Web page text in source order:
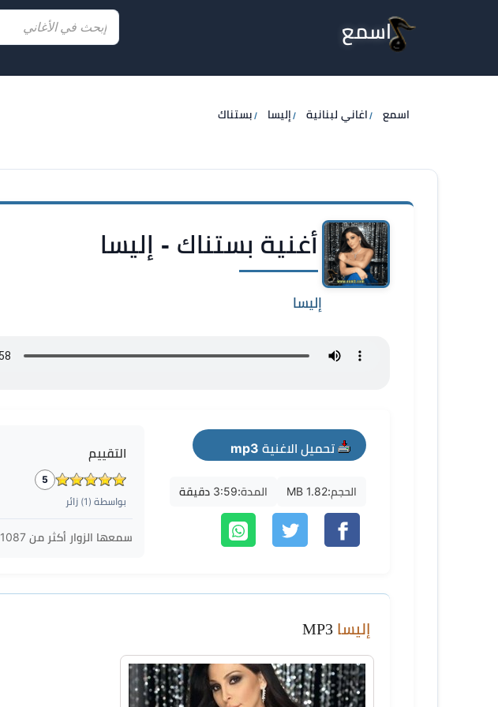
اسمع
اسمع اغاني لبنانية إليسا بستناك
أغنية بستناك - إليسا
إليسا
تحميل الاغنية mp3
الحجم:1.82 MB المدة:3:59 دقيقة
التقييم
5
بواسطة ( 1) زائر
سمعها الزوار أكثر من1087
إليسا